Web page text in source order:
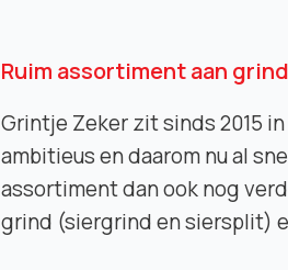
Ruim assortiment aan
Grintje Zeker zit sinds 2015
ambitieus en daarom nu al
assortiment dan ook nog
grind (siergrind en siersplit)